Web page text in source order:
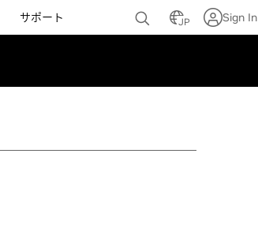
サポート JP Sign In